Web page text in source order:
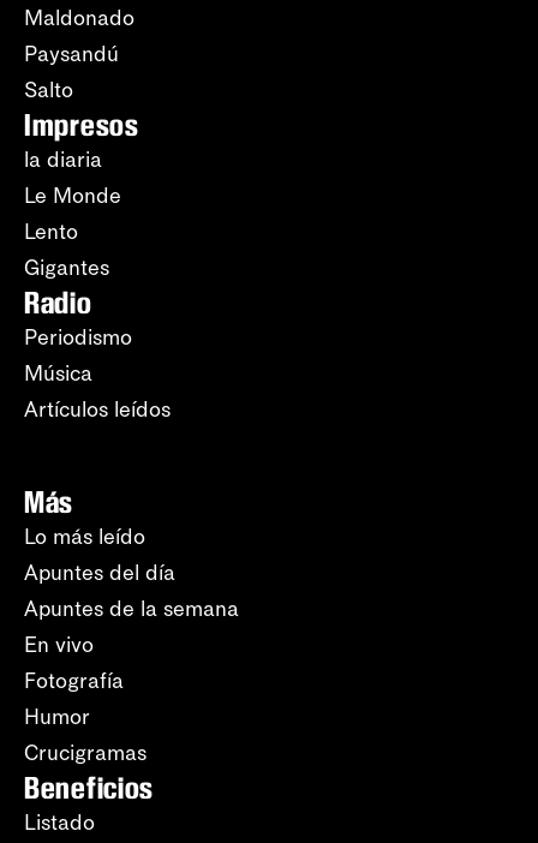
Maldonado
Paysandú
Salto
Impresos
la diaria
Le Monde
Lento
Gigantes
Radio
Periodismo
Música
Artículos leídos
Más
Lo más leído
Apuntes del día
Apuntes de la semana
En vivo
Fotografía
Humor
Crucigramas
Beneficios
Listado